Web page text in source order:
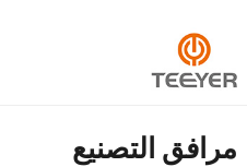
مرافق التصنيع